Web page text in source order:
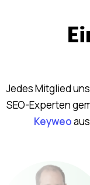
Jedes Mitglied
SEO-Experten
Keyweo